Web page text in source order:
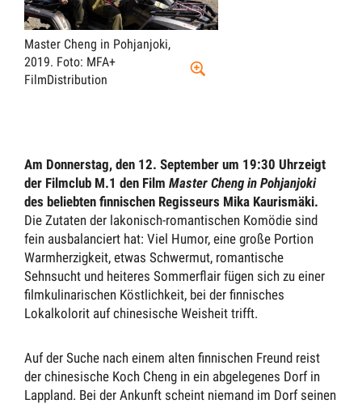
Master Cheng in Pohjanjoki,
2019. Foto: MFA+
FilmDistribution
Am Donnerstag, den 12. September um 19:30 Uhrzeigt
der Filmclub M.1 den Film Master Cheng in Pohjanjoki
des beliebten finnischen Regisseurs Mika Kaurismäki.
Die Zutaten der lakonisch-romantischen Komödie sind
fein ausbalanciert hat: Viel Humor, eine große Portion
Warmherzigkeit, etwas Schwermut, romantische
Sehnsucht und heiteres Sommerflair fügen sich zu einer
filmkulinarischen Köstlichkeit, bei der finnisches
Lokalkolorit auf chinesische Weisheit trifft.
Auf der Suche nach einem alten finnischen Freund reist
der chinesische Koch Cheng in ein abgelegenes Dorf in
Lappland. Bei der Ankunft scheint niemand im Dorf seinen